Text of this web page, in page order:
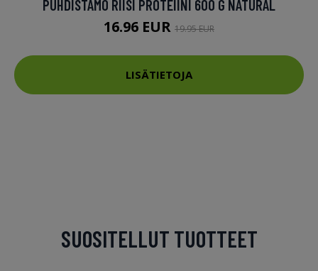
PUHDISTAMO RIISI PROTEIINI 600 G NATURAL
16.96 EUR 19.95 EUR
LISÄTIETOJA
SUOSITELLUT TUOTTEET